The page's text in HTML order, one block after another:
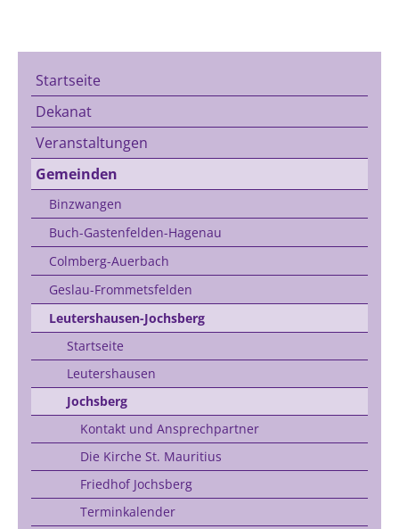
Startseite
Dekanat
Veranstaltungen
Gemeinden
Binzwangen
Buch-Gastenfelden-Hagenau
Colmberg-Auerbach
Geslau-Frommetsfelden
Leutershausen-Jochsberg
Startseite
Leutershausen
Jochsberg
Kontakt und Ansprechpartner
Die Kirche St. Mauritius
Friedhof Jochsberg
Terminkalender